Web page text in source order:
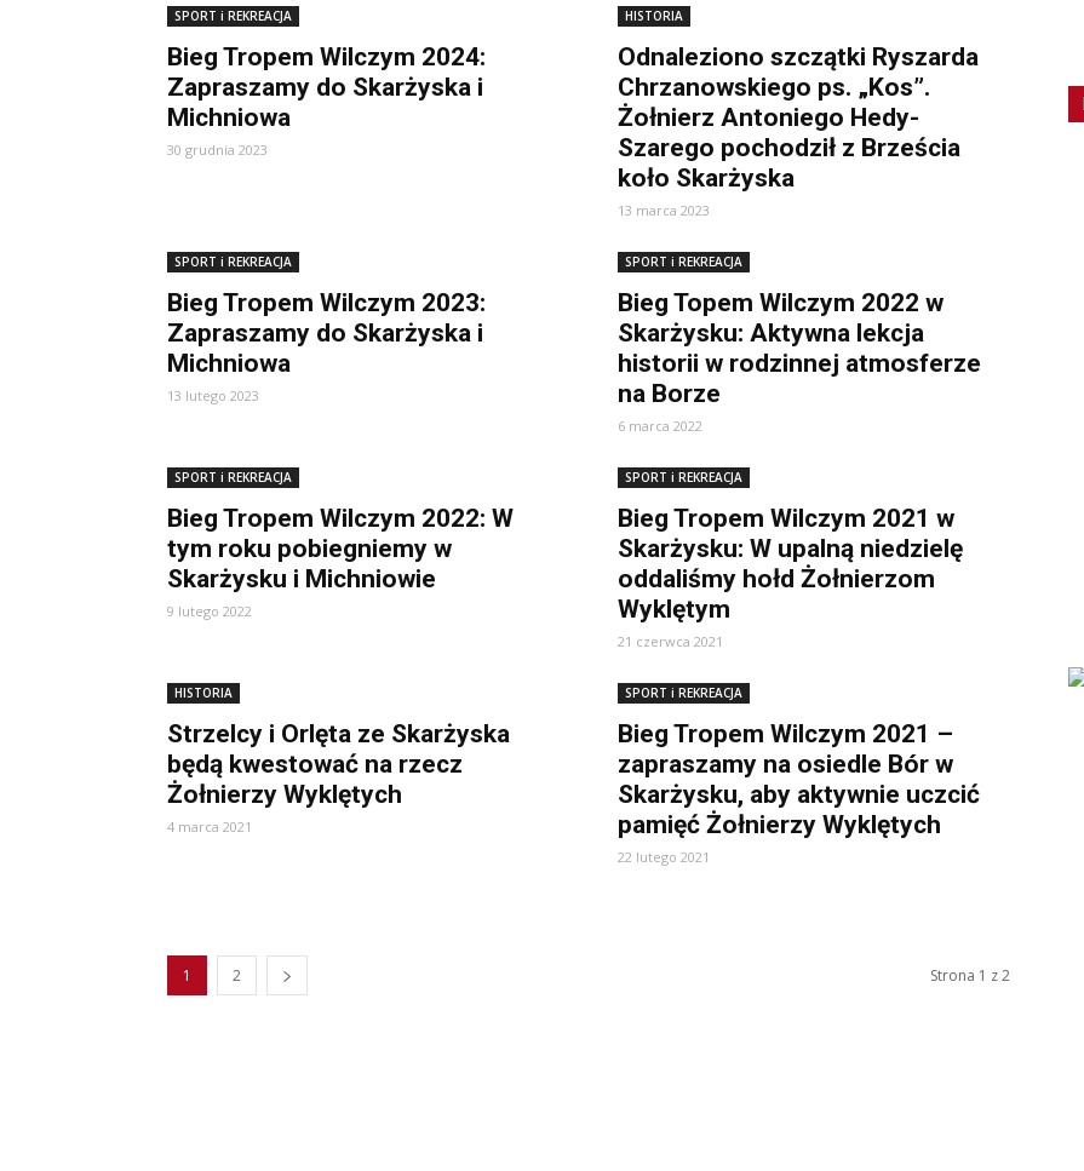
SPORT i REKREACJA
Bieg Tropem Wilczym 2024:
Zapraszamy do Skarżyska i
Michniowa
30 grudnia 2023
HISTORIA
Odnaleziono szczątki Ryszarda
Chrzanowskiego ps. „Kos”.
Żołnierz Antoniego Hedy-
Szarego pochodził z Brześcia
koło Skarżyska
13 marca 2023
SPORT i REKREACJA
Bieg Tropem Wilczym 2023:
Zapraszamy do Skarżyska i
Michniowa
13 lutego 2023
SPORT i REKREACJA
Bieg Topem Wilczym 2022 w
Skarżysku: Aktywna lekcja
historii w rodzinnej atmosferze
na Borze
6 marca 2022
SPORT i REKREACJA
Bieg Tropem Wilczym 2022: W
tym roku pobiegniemy w
Skarżysku i Michniowie
9 lutego 2022
SPORT i REKREACJA
Bieg Tropem Wilczym 2021 w
Skarżysku: W upalną niedzielę
oddaliśmy hołd Żołnierzom
Wyklętym
21 czerwca 2021
HISTORIA
Strzelcy i Orlęta ze Skarżyska
będą kwestować na rzecz
Żołnierzy Wyklętych
4 marca 2021
SPORT i REKREACJA
Bieg Tropem Wilczym 2021 –
zapraszamy na osiedle Bór w
Skarżysku, aby aktywnie uczcić
pamięć Żołnierzy Wyklętych
22 lutego 2021
1 2 Strona 1 z 2